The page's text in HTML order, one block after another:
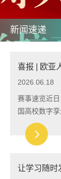
新闻速递
喜报 | 欧亚
全国高校数
项！
2026.06.18
赛事速览近
国高校数字
室内设计与
考察数字孪
让学习随时